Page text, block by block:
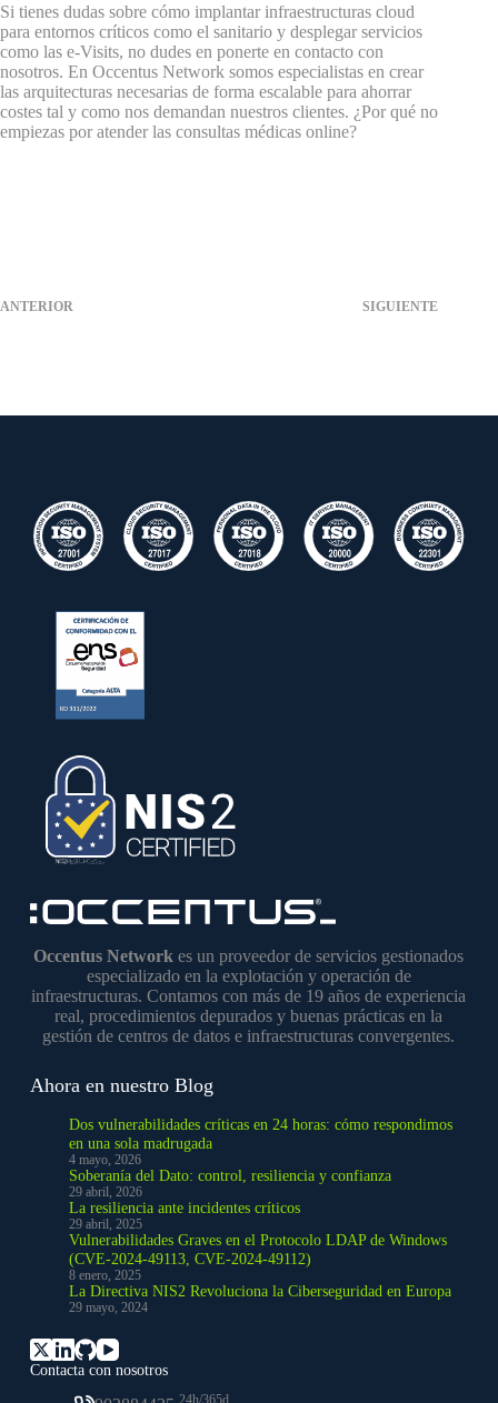
Si tienes dudas sobre cómo implantar infraestructuras cloud
para entornos críticos como el sanitario y desplegar servicios
como las e-Visits, no dudes en ponerte en contacto con
nosotros. En Occentus Network somos especialistas en crear
las arquitecturas necesarias de forma escalable para ahorrar
costes tal y como nos demandan nuestros clientes. ¿Por qué no
empiezas por atender las consultas médicas online?
ANTERIOR SIGUIENTE
Occentus Network es un proveedor de servicios gestionados
especializado en la explotación y operación de
infraestructuras. Contamos con más de 19 años de experiencia
real, procedimientos depurados y buenas prácticas en la
gestión de centros de datos e infraestructuras convergentes.
Contacta con nosotros
24h/365d
Ahora en nuestro Blog
Dos vulnerabilidades críticas en 24 horas: cómo respondimos
en una sola madrugada
4 mayo, 2026
Soberanía del Dato: control, resiliencia y confianza
29 abril, 2026
La resiliencia ante incidentes críticos
29 abril, 2025
Vulnerabilidades Graves en el Protocolo LDAP de Windows
(CVE-2024-49113, CVE-2024-49112)
8 enero, 2025
La Directiva NIS2 Revoluciona la Ciberseguridad en Europa
29 mayo, 2024